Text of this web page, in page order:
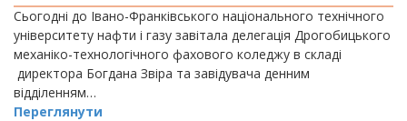
Сьогодні до Івано-Франківського національного технічного
університету нафти і газу завітала делегація Дрогобицького
механіко-технологічного фахового коледжу в складі
директора Богдана Звіра та завідувача денним
відділенням…
Переглянути